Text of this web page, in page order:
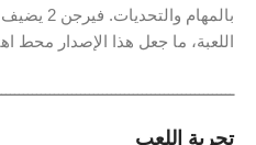
بالمهام
اللعبة، ما جعل هذا الإصدار محط
تجربة اللعب